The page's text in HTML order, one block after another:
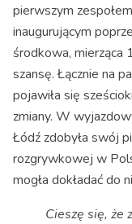
pierwszym
inaugurującym
środkowa, mierząca
szansę. Łącznie na
pojawiła się
zmiany. W
Łódź zdobyła swój
rozgrywkowej w
mogła dokładać do
Cieszę się, że